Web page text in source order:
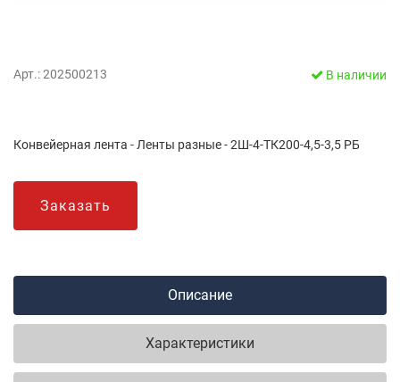
Арт.: 202500213 В наличии
Конвейерная лента - Ленты разные - 2Ш-4-ТК200-4,5-3,5 РБ
Заказать
Описание
Характеристики